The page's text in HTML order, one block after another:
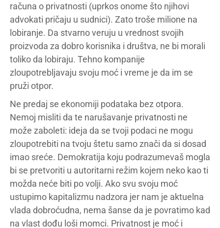
računa o privatnosti (uprkos onome što njihovi
advokati pričaju u sudnici). Zato troše milione na
lobiranje. Da stvarno veruju u vrednost svojih
proizvoda za dobro korisnika i društva, ne bi morali
toliko da lobiraju. Tehno kompanije
zloupotrebljavaju svoju moć i vreme je da im se
pruži otpor.
Ne predaj se ekonomiji podataka bez otpora.
Nemoj misliti da te narušavanje privatnosti ne
može zaboleti: ideja da se tvoji podaci ne mogu
zloupotrebiti na tvoju štetu samo znači da si dosad
imao sreće. Demokratija koju podrazumevaš mogla
bi se pretvoriti u autoritarni režim kojem neko kao ti
možda neće biti po volji. Ako svu svoju moć
ustupimo kapitalizmu nadzora jer nam je aktuelna
vlada dobroćudna, nema šanse da je povratimo kad
na vlast dođu loši momci. Privatnost je moć i